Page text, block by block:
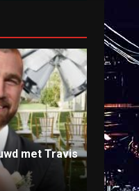
aan om
Anti-
9